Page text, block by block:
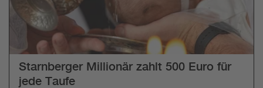
Starnberger Millionär zahlt 500 Euro für
jede Taufe